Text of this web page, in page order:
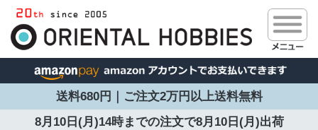
送料680円｜ご注文2万円以上送料無料
8月10日(月)14時までの注文で8月10日(月)出荷